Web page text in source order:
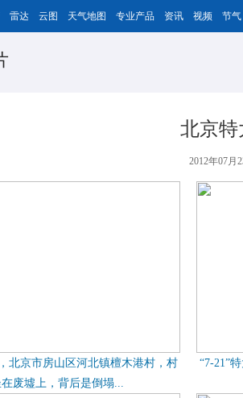
雷达 云图 天气地图 专业产品 资讯 视频 节气
北京特
2012年07月
北京市房山区河北镇檀木港村，村
在废墟上，背后是倒塌...
“7-21”